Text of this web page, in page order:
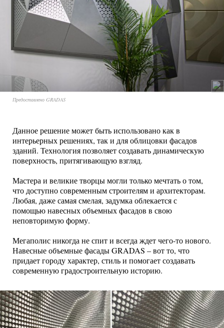
Предоставлено GRADAS
Данное решение может быть использовано как в
интерьерных решениях, так и для облицовки фасадов
зданий. Технология позволяет создавать динамическую
поверхность, притягивающую взгляд.
Мастера и великие творцы могли только мечтать о том,
что доступно современным строителям и архитекторам.
Любая, даже самая смелая, задумка облекается с
помощью навесных объемных фасадов в свою
неповторимую форму.
Мегаполис никогда не спит и всегда ждет чего-то нового.
Навесные объемные фасады GRADAS – вот то, что
придает городу характер, стиль и помогает создавать
современную градостроительную историю.